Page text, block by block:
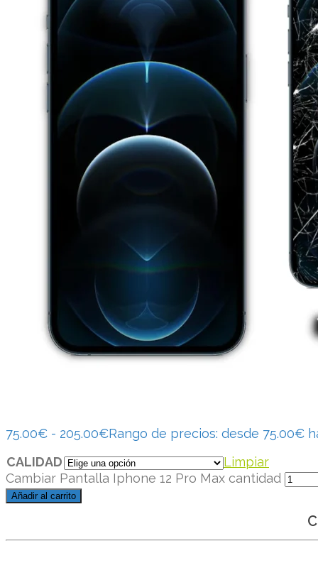
75.00€ - 205.00€Rango de precios: desde 75.00€
CALIDAD
Limpiar
Cambiar Pantalla Iphone 12 Pro Max cantidad
Añadir al carrito